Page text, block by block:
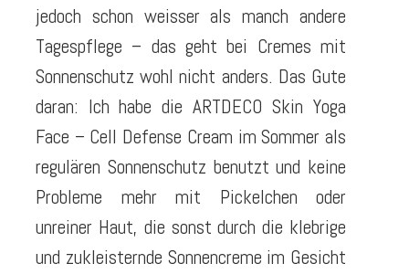
jedoch schon weisser als manch andere
Tagespflege – das geht bei Cremes mit
Sonnenschutz wohl nicht anders. Das Gute
daran: Ich habe die ARTDECO Skin Yoga
Face – Cell Defense Cream im Sommer als
regulären Sonnenschutz benutzt und keine
Probleme mehr mit Pickelchen oder
unreiner Haut, die sonst durch die klebrige
und zukleisternde Sonnencreme im Gesicht